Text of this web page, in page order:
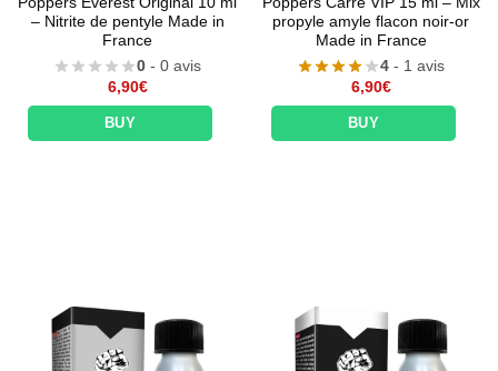
– Nitrite de pentyle Made in
France
0 - 0 avis
6,90€
BUY
propyle amyle flacon noir-or
Made in France
4 - 1 avis
6,90€
BUY